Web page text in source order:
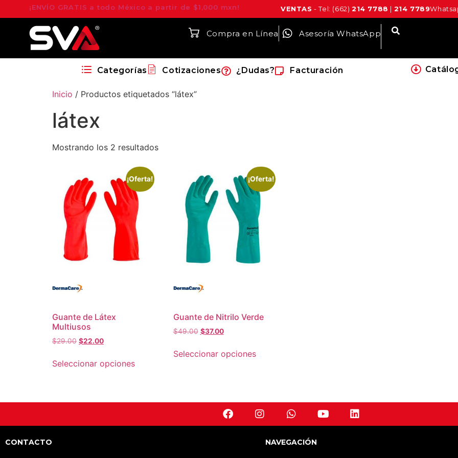
¡ENVÍO GRATIS a todo México a partir de $1,000 mxn! VENTAS - Tel: (662)214 7788 | 214 7789
Compra en Línea Asesoría WhatsApp
Categorías Cotizaciones ¿Dudas? Facturación
Inicio / Productos etiquetados “látex”
látex
Mostrando los 2 resultados
¡Oferta!
Guante de Látex
Multiusos
$29.00 $22.00
Seleccionar opciones
¡Oferta!
Guante de Nitrilo Verde
$49.00 $37.00
Seleccionar opciones
CONTACTO NAVEGACIÓN